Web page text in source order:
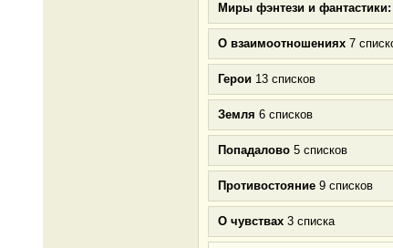
Миры фэнтези и
О взаимоотношениях 7
Герои 13 списков
Земля 6 списков
Попадалово 5 списков
Противостояние 9 списков
О чувствах 3 списка